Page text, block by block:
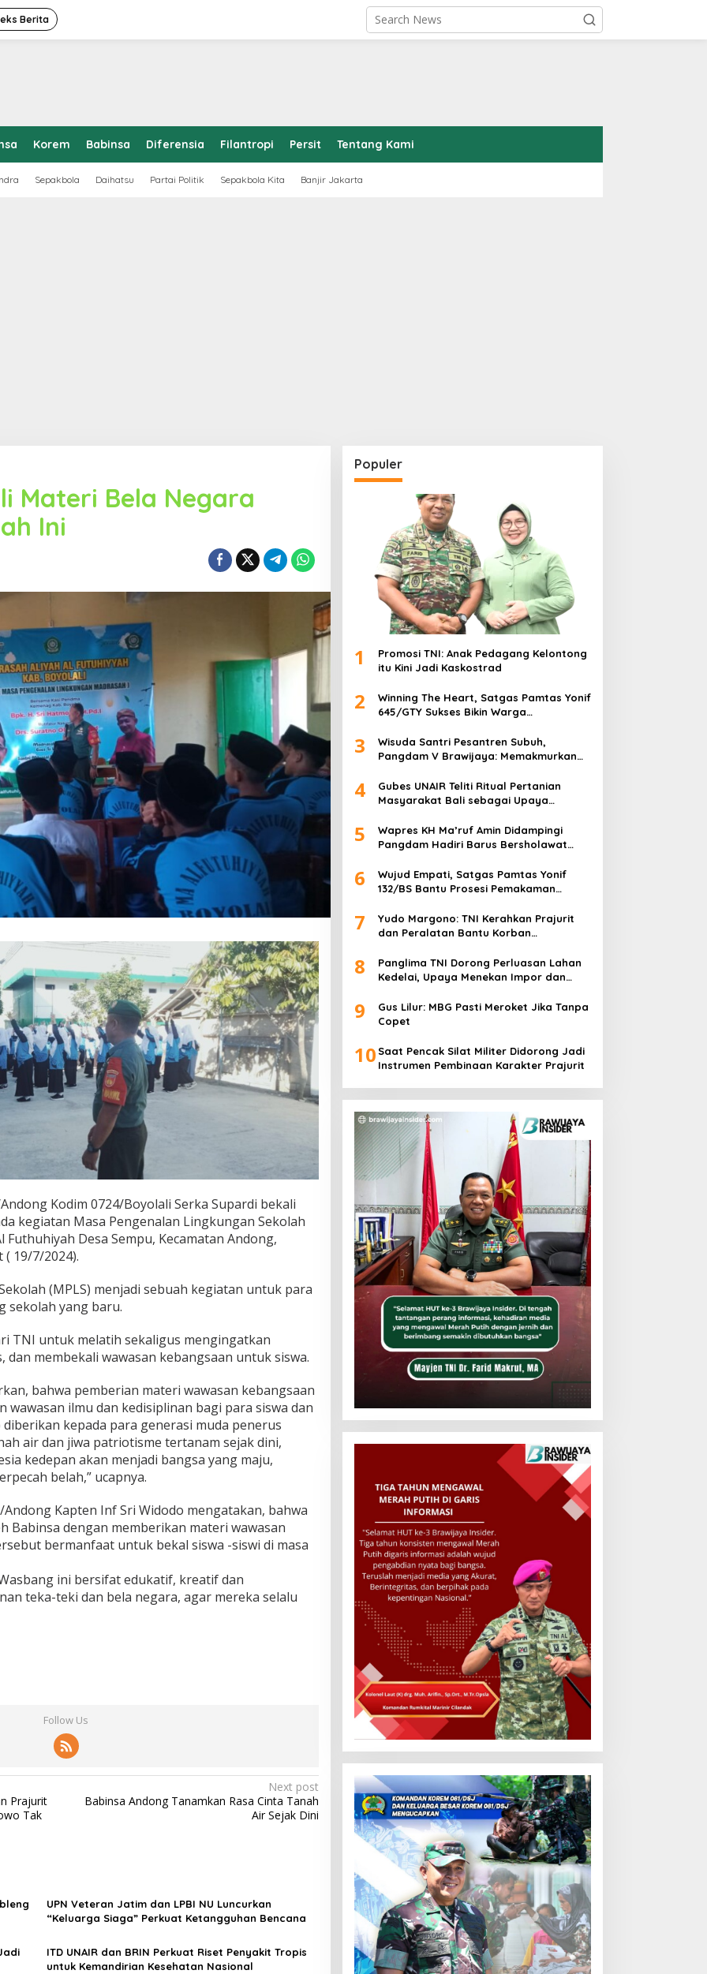
Berita
Korem Babinsa Diferensia Filantropi Persit Tentang Kami
Sepakbola Daihatsu Partai Politik Sepakbola Kita Banjir Jakarta
Materi Bela Negara
Ini
Kodim 0724/Boyolali Serka Supardi bekali
kegiatan Masa Pengenalan Lingkungan Sekolah
Futhuhiyah Desa Sempu, Kecamatan Andong,
( 19/7/2024).
(MPLS) menjadi sebuah kegiatan untuk para
sekolah yang baru.
TNI untuk melatih sekaligus mengingatkan
membekali wawasan kebangsaan untuk siswa.
bahwa pemberian materi wawasan kebangsaan
ilmu dan kedisiplinan bagi para siswa dan
kepada para generasi muda penerus
air dan jiwa patriotisme tertanam sejak dini,
kedepan akan menjadi bangsa yang maju,
belah,” ucapnya.
Kapten Inf Sri Widodo mengatakan, bahwa
Babinsa dengan memberikan materi wawasan
bermanfaat untuk bekal siswa -siswi di masa
ini bersifat edukatif, kreatif dan
teka-teki dan bela negara, agar mereka selalu
Follow Us
Prajurit
Tak
Next post
Babinsa Andong Tanamkan Rasa Cinta Tanah
Air Sejak Dini
UPN Veteran Jatim dan LPBI NU Luncurkan
“Keluarga Siaga” Perkuat Ketangguhan Bencana
ITD UNAIR dan BRIN Perkuat Riset Penyakit Tropis
untuk Kemandirian Kesehatan Nasional
Populer
1
Promosi TNI: Anak Pedagang Kelontong
itu Kini Jadi Kaskostrad
2
Winning The Heart, Satgas Pamtas Yonif
645/GTY Sukses Bikin Warga
3
Wisuda Santri Pesantren Subuh,
Pangdam V Brawijaya: Memakmurkan
4
Gubes UNAIR Teliti Ritual Pertanian
Masyarakat Bali sebagai Upaya
5
Wapres KH Ma’ruf Amin Didampingi
Pangdam Hadiri Barus Bersholawat
6
Wujud Empati, Satgas Pamtas Yonif
132/BS Bantu Prosesi Pemakaman
7
Yudo Margono: TNI Kerahkan Prajurit
dan Peralatan Bantu Korban
8
Panglima TNI Dorong Perluasan Lahan
Kedelai, Upaya Menekan Impor dan
9
Gus Lilur: MBG Pasti Meroket Jika Tanpa
Copet
10 Saat Pencak Silat Militer Didorong Jadi
Instrumen Pembinaan Karakter Prajurit